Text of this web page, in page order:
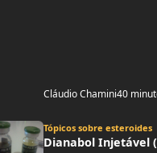
Cláudio Chamini40
Tópicos sobre esteroides
Dianabol Injetável